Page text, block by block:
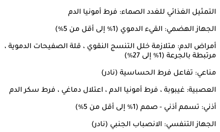
التمثيل الغذائي للغدد الصماء: فرط أمونيا الدم
الجهاز الهضمي: القيء الدموي (1٪ إلى أقل من 5٪)
أمراض الدم: متلازمة خلل التنسج النقوي ، قلة الصفيحات الدموية ،
مرتبطة بالجرعة (1٪ إلى 27٪)
مناعي: تفاعل فرط الحساسية (نادر)
العصبية: غيبوبة ، فرط أمونيا الدم ، اعتلال دماغي ، فرط سكر الدم
أذني: تسمم أذني - صمم (1٪ إلى أقل من 5٪)
الجهاز التنفسي: الانصباب الجنبي (نادر)